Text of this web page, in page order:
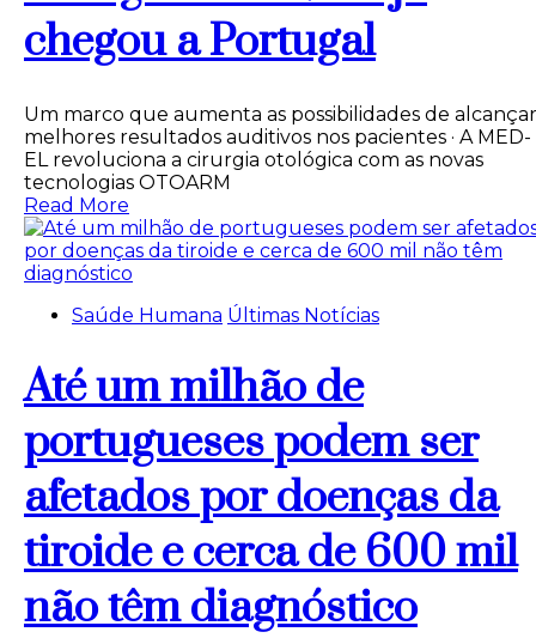
chegou a Portugal
Um marco que aumenta as possibilidades de alcançar
melhores resultados auditivos nos pacientes · A MED-
EL revoluciona a cirurgia otológica com as novas
tecnologias OTOARM
Read More
Saúde Humana Últimas Notícias
Até um milhão de
portugueses podem ser
afetados por doenças da
tiroide e cerca de 600 mil
não têm diagnóstico